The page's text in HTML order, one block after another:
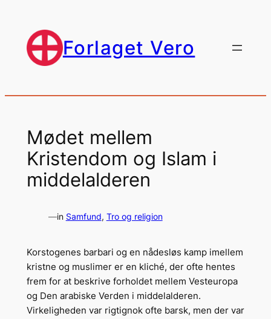
Forlaget Vero
Mødet mellem
Kristendom og Islam i
middelalderen
—in Samfund, Tro og religion
Korstogenes barbari og en nådesløs kamp imellem
kristne og muslimer er en kliché, der ofte hentes
frem for at beskrive forholdet mellem Vesteuropa
og Den arabiske Verden i middelalderen.
Virkeligheden var rigtignok ofte barsk, men der var